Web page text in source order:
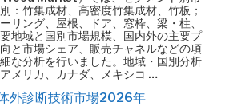
：竹集成材、高密度竹集成材、竹板；
リング、屋根、ドア、窓枠、梁・柱、
地域と国別市場規模、国内外の主要プ
と市場シェア、販売チャネルなどの項
な分析を行いました。地域・国別分析
メリカ、カナダ、メキシコ …
外診断技術市場2026年